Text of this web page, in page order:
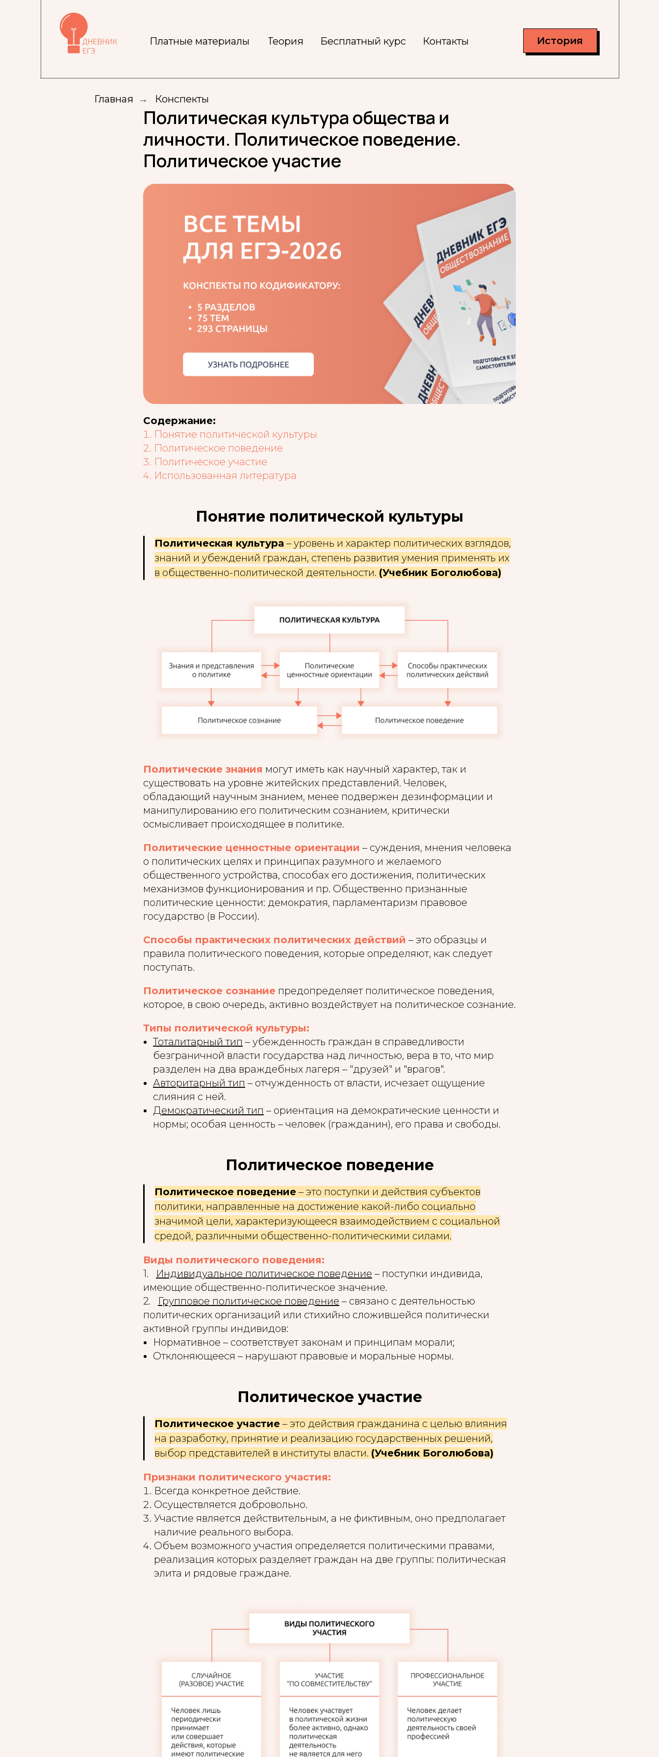
Платные материалы Теория Бесплатный курс Контакты История
Главная → Конспекты
Политическая культура общества и
личности. Политическое поведение.
Политическое участие
Содержание:
Понятие политической культуры
Политическое поведение
Политическое участие
Использованная литература
Понятие политической культуры
Политическая культура – уровень и характер политических взглядов,
знаний и убеждений граждан, степень развития умения применять их
в общественно-политической деятельности. (Учебник Боголюбова)
Политические знания могут иметь как научный характер, так и
существовать на уровне житейских представлений. Человек,
обладающий научным знанием, менее подвержен дезинформации и
манипулированию его политическим сознанием, критически
осмысливает происходящее в политике.
Политические ценностные ориентации – суждения, мнения человека
о политических целях и принципах разумного и желаемого
общественного устройства, способах его достижения, политических
механизмов функционирования и пр. Общественно признанные
политические ценности: демократия, парламентаризм правовое
государство (в России).
Способы практических политических действий – это образцы и
правила политического поведения, которые определяют, как следует
поступать.
Политическое сознание предопределяет политическое поведения,
которое, в свою очередь, активно воздействует на политическое сознание.
Типы политической культуры:
Тоталитарный тип – убежденность граждан в справедливости
безграничной власти государства над личностью, вера в то, что мир
разделен на два враждебных лагеря – "друзей" и "врагов".
Авторитарный тип – отчужденность от власти, исчезает ощущение
слияния с ней.
Демократический тип – ориентация на демократические ценности и
нормы; особая ценность – человек (гражданин), его права и свободы.
Политическое поведение
Политическое поведение – это поступки и действия субъектов
политики, направленные на достижение какой-либо социально
значимой цели, характеризующееся взаимодействием с социальной
средой, различными общественно-политическими силами.
Виды политического поведения:
1.
Индивидуальное политическое поведение – поступки индивида,
имеющие общественно-политическое значение.
2.
Групповое политическое поведение – связано с деятельностью
политических организаций или стихийно сложившейся политически
активной группы индивидов:
Нормативное – соответствует законам и принципам морали;
Отклоняющееся – нарушают правовые и моральные нормы.
Политическое участие
Политическое участие – это действия гражданина с целью влияния
на разработку, принятие и реализацию государственных решений,
выбор представителей в институты власти. (Учебник Боголюбова)
Признаки политического участия:
Всегда конкретное действие.
Осуществляется добровольно.
Участие является действительным, а не фиктивным, оно предполагает
наличие реального выбора.
Объем возможного участия определяется политическими правами,
реализация которых разделяет граждан на две группы: политическая
элита и рядовые граждане.